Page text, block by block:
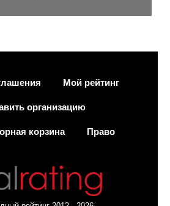
Мой рейтинг
организацию
корзина Право